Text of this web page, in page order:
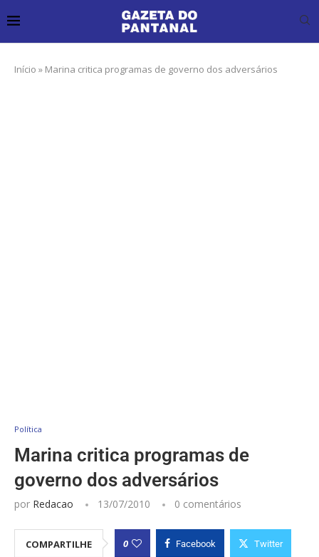
Início » Marina critica programas de governo dos adversários
Política
Marina critica programas de
governo dos adversários
por Redacao 13/07/2010 0 comentários
COMPARTILHE 0 Facebook Twitter